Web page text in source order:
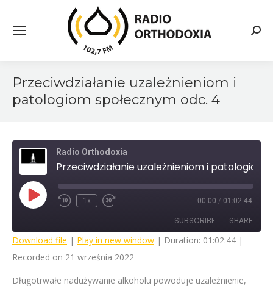
Przeciwdziałanie uzależnieniom i
patologiom społecznym odc. 4
Radio Orthodoxia
Play
EpisodeRewind
1x
Fast
seconds
00:00 / 01:02:44
SUBSCRIBE SHARE
SHARE
LINK
Download file | Play in new window | Duration: 01:02:44 |
Recorded on 21 września 2022
Długotrwałe nadużywanie alkoholu powoduje uzależnienie,